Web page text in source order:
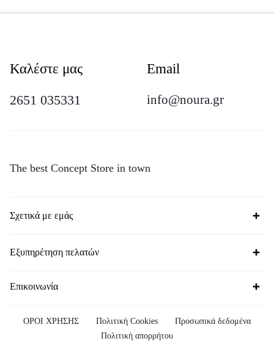
Καλέστε μας
2651 035331
Email
info@noura.gr
The best Concept Store in town
Σχετικά με εμάς
Εξυπηρέτηση πελατών
Επικοινωνία
ΟΡΟΙ ΧΡΗΣΗΣ Πολιτική Cookies
Προσωπικά δεδομένα
Πολιτική απορρήτου